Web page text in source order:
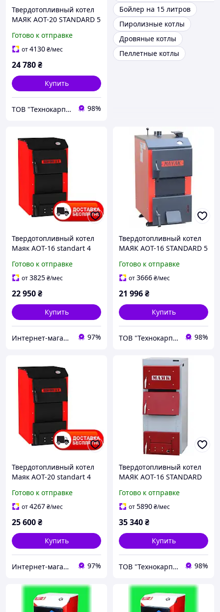
Твердотопливный котел
МАЯК АОТ-20 STANDARD 5
Готово к отправке
от4130₴/мес
24 780₴
Купить
ТОВ "Технокарпати" 98%
Бойлер на 15 литров
Пиролизные котлы
Дровяные котлы
Пеллетные котлы
Твердотопливный котел
Маяк АОТ-16 standart 4
Готово к отправке
от3825₴/мес
22 950₴
Купить
Интернет-магазин "Ochag" 97%
Твердотопливный котел
МАЯК АОТ-16 STANDARD 5
Готово к отправке
от3666₴/мес
21 996₴
Купить
ТОВ "Технокарпати" 98%
Твердотопливный котел
Маяк АОТ-20 standart 4
Готово к отправке
от4267₴/мес
25 600₴
Купить
Интернет-магазин "Ochag" 97%
Твердотопливный котел
МАЯК АОТ-16 STANDARD
Готово к отправке
от5890₴/мес
35 340₴
Купить
ТОВ "Технокарпати" 98%